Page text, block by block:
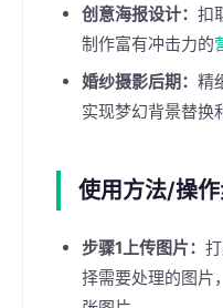
创意海报设计： 扣
制作富有冲击力的
婚纱摄影后期： 精
实现梦幻背景替换
使用方法/操
步骤1上传图片：
择需要处理的图片